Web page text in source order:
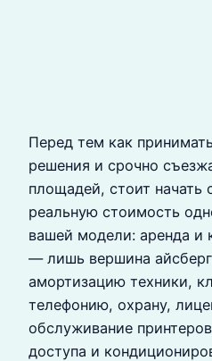
Перед тем как
решения и срочно
площадей, стоит начать
реальную стоимость
вашей модели: аренда и
— лишь вершина
амортизацию техники,
телефонию, охрану,
обслуживание
доступа и